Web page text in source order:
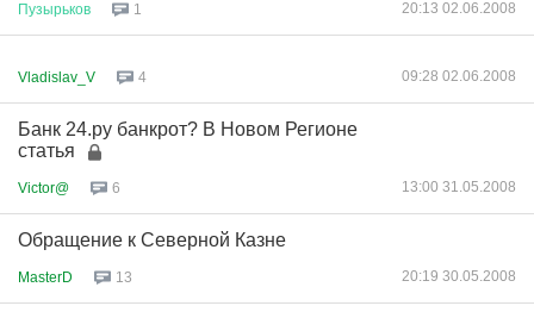
Пузырьков 1 20:13 02.06.2008
Vladislav_V 4 09:28 02.06.2008
Банк 24.ру банкрот? В Новом Регионе
статья
Victor@ 6 13:00 31.05.2008
Обращение к Северной Казне
MasterD 13 20:19 30.05.2008